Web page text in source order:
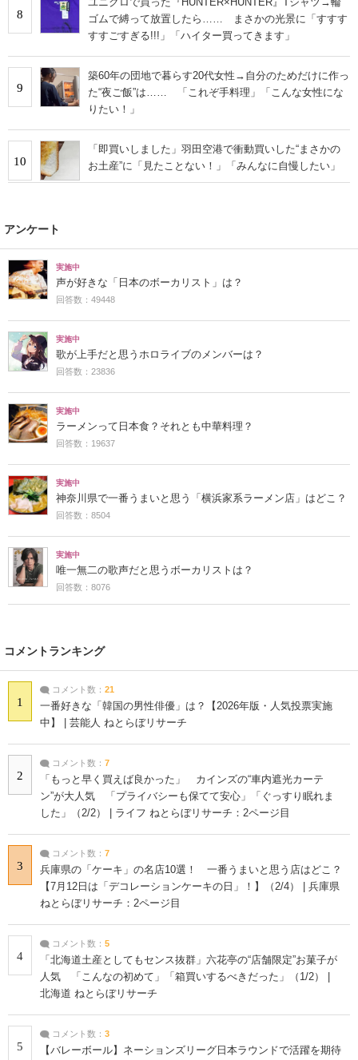
8
ゴムで縛って放置したら…… まさかの光景に「すすす
すすごすぎる!!!」「ハイター買ってきます」
9
築60年の団地で暮らす20代女性→自分のためだけに作っ
た“夜ご飯”は…… 「これぞ手料理」「こんな女性にな
りたい！」
10
「即買いしました」羽田空港で衝動買いした“まさかの
お土産”に「見たことない！」「みんなに自慢したい」
アンケート
実施中
声が好きな「日本のボーカリスト」は？
回答数：49448
実施中
歌が上手だと思うホロライブのメンバーは？
回答数：23836
実施中
ラーメンって日本食？それとも中華料理？
回答数：19637
実施中
神奈川県で一番うまいと思う「横浜家系ラーメン店」はどこ？
回答数：8504
実施中
唯一無二の歌声だと思うボーカリストは？
回答数：8076
コメントランキング
1
コメント数： 21
一番好きな「韓国の男性俳優」は？【2026年版・人気投票実施
中】 | 芸能人 ねとらぼリサーチ
2
コメント数： 7
「もっと早く買えば良かった」 カインズの“車内遮光カーテ
ン”が大人気 「プライバシーも保てて安心」「ぐっすり眠れま
した」（2/2） | ライフ ねとらぼリサーチ：2ページ目
3
コメント数： 7
兵庫県の「ケーキ」の名店10選！ 一番うまいと思う店はどこ？
【7月12日は「デコレーションケーキの日」！】（2/4） | 兵庫県
ねとらぼリサーチ：2ページ目
4
コメント数： 5
「北海道土産としてもセンス抜群」六花亭の“店舗限定”お菓子が
人気 「こんなの初めて」「箱買いするべきだった」（1/2） |
北海道 ねとらぼリサーチ
5
コメント数： 3
【バレーボール】ネーションズリーグ日本ラウンドで活躍を期待